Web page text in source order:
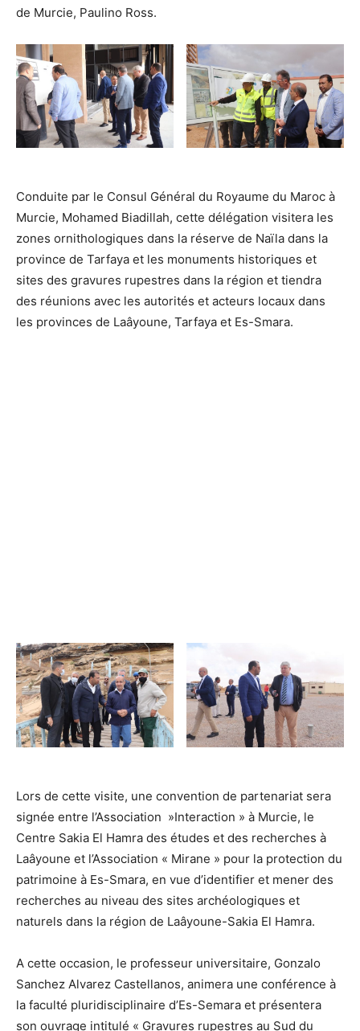
de Murcie, Paulino Ross.
Conduite par le Consul Général du Royaume du Maroc à
Murcie, Mohamed Biadillah, cette délégation visitera les
zones ornithologiques dans la réserve de Naïla dans la
province de Tarfaya et les monuments historiques et
sites des gravures rupestres dans la région et tiendra
des réunions avec les autorités et acteurs locaux dans
les provinces de Laâyoune, Tarfaya et Es-Smara.
Lors de cette visite, une convention de partenariat sera
signée entre l’Association »Interaction » à Murcie, le
Centre Sakia El Hamra des études et des recherches à
Laâyoune et l’Association « Mirane » pour la protection du
patrimoine à Es-Smara, en vue d’identifier et mener des
recherches au niveau des sites archéologiques et
naturels dans la région de Laâyoune-Sakia El Hamra.
A cette occasion, le professeur universitaire, Gonzalo
Sanchez Alvarez Castellanos, animera une conférence à
la faculté pluridisciplinaire d’Es-Semara et présentera
son ouvrage intitulé « Gravures rupestres au Sud du